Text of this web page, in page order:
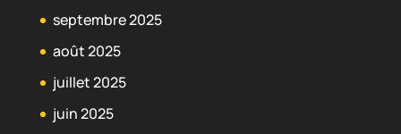
septembre 2025
août 2025
juillet 2025
juin 2025